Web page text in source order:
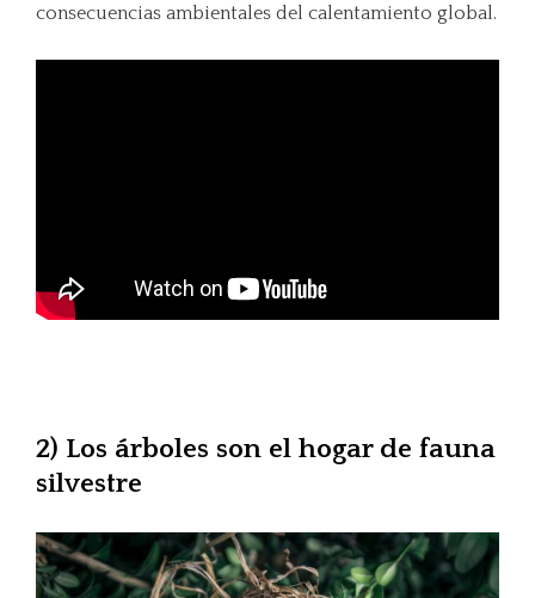
consecuencias ambientales del calentamiento global.
2) Los árboles son el hogar de fauna
silvestre